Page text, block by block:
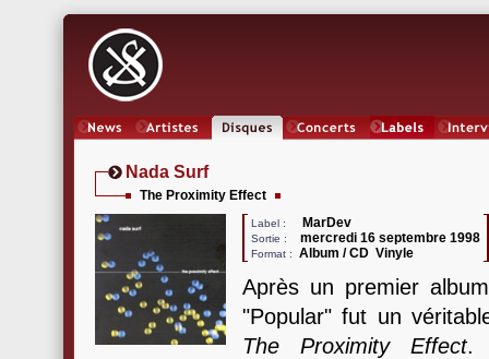
Nada Surf
The Proximity Effect
Label : MarDev
Sortie : mercredi 16 septembre 1998
Format : Album / CD Vinyle
Après un premier
"Popular" fut un
The Proximity Effect.